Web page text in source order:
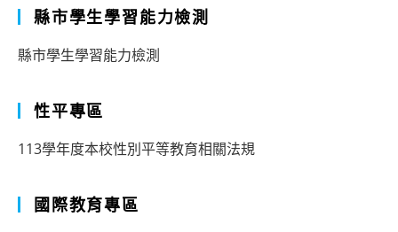
縣市學生學習能力檢測
縣市學生學習能力檢測
性平專區
113學年度本校性別平等教育相關法規
國際教育專區